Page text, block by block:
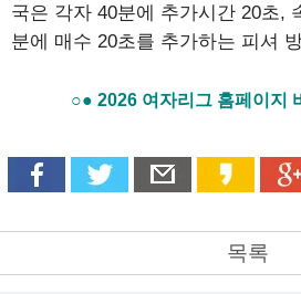
국은 각자 40분에 추가시간 20초,
분에 매수 20초를 추가하는 피셔
○● 2026 여자리그 홈페이지
목록